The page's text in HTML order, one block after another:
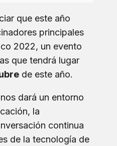
que este año
principales
2022, un evento
que tendrá lugar
de este año.
dará un entorno
la
continua
de la tecnología de